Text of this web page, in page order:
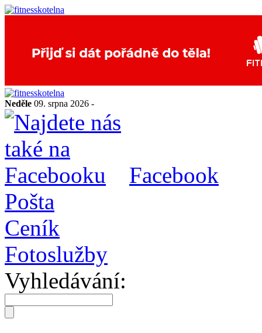
Neděle 09. srpna 2026 -
Facebook
Pošta
Ceník
Fotoslužby
Vyhledávání: